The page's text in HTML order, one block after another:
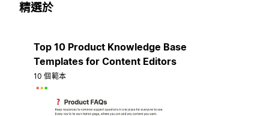
精選於
Top 10 Product Knowledge Base
Templates for Content Editors
10 個範本